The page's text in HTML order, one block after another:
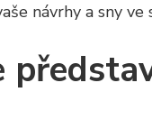
návrhy a sny ve